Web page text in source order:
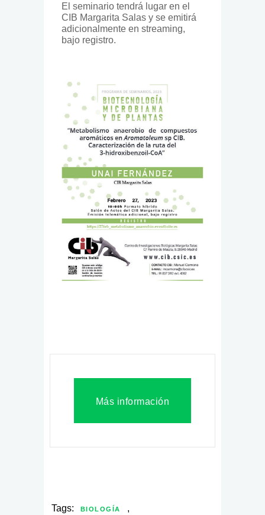
El seminario tendrá lugar en el
CIB Margarita Salas y se emitirá
adicionalmente en streaming,
bajo registro.
Más información
Tags: BIOLOGÍA ,